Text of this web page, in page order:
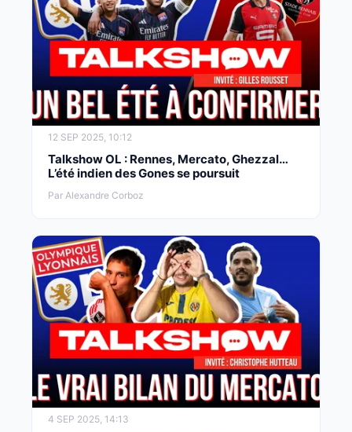
12 SEP 2025, 10:12
Talkshow OL : Rennes, Mercato, Ghezzal…
L’été indien des Gones se poursuit
Par Alexandre Corboz
4 SEP 2025, 14:13